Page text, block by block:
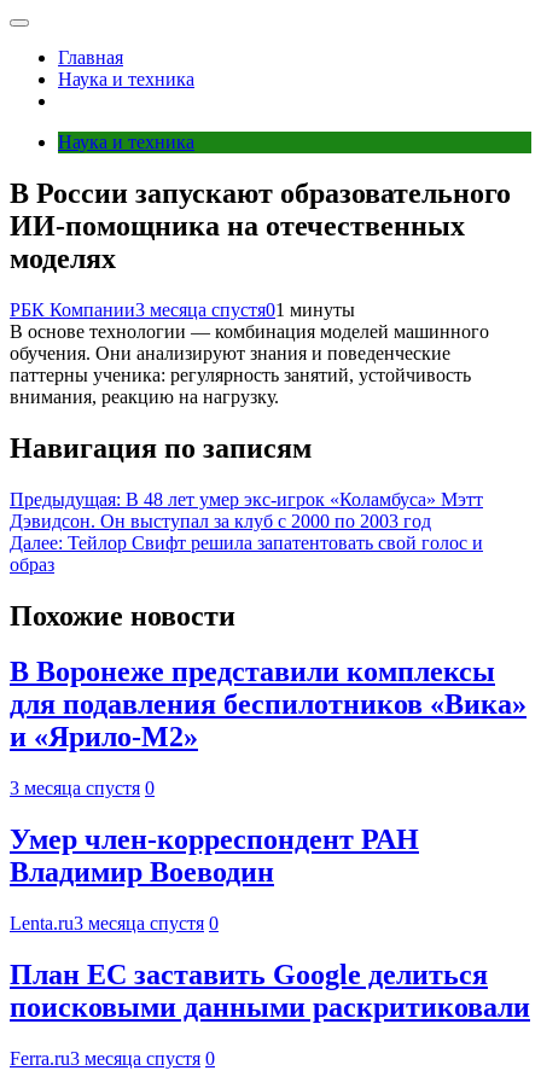
Главная
Наука и техника
Наука и техника
В России запускают образовательного
ИИ-помощника на отечественных
моделях
РБК Компании3 месяца спустя01 минуты
В основе технологии — комбинация моделей машинного
обучения. Они анализируют знания и поведенческие
паттерны ученика: регулярность занятий, устойчивость
внимания, реакцию на нагрузку.
Навигация по записям
Предыдущая: В 48 лет умер экс-игрок «Коламбуса» Мэтт
Дэвидсон. Он выступал за клуб с 2000 по 2003 год
Далее: Тейлор Свифт решила запатентовать свой голос и
образ
Похожие новости
В Воронеже представили комплексы
для подавления беспилотников «Вика»
и «Ярило-М2»
3 месяца спустя 0
Умер член-корреспондент РАН
Владимир Воеводин
Lenta.ru3 месяца спустя 0
План ЕС заставить Google делиться
поисковыми данными раскритиковали
Ferra.ru3 месяца спустя 0